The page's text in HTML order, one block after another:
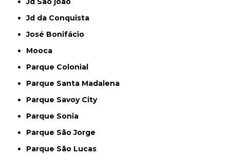
Jd da Conquista
José Bonifácio
Mooca
Parque Colonial
Parque Santa Madalena
Parque Savoy City
Parque Sonia
Parque São Jorge
Parque São Lucas